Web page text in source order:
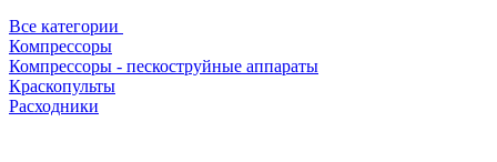
Все категории
Компрессоры
Компрессоры - пескоструйные аппараты
Краскопульты
Расходники